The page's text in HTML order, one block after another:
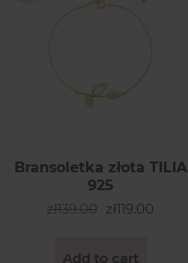
Bransoletka złota TILIA
925
zł139.00 zł119.00
Add to cart